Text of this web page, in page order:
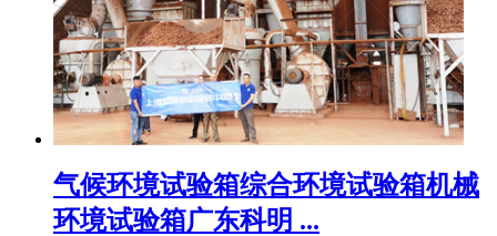
气候环境试验箱综合环境试验箱机械
环境试验箱广东科明 ...